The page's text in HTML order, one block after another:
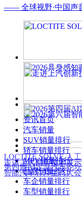
—— 全球视野·中国
LOCTITE SOLVE 人
第四届AI定义汽车论坛
走进上汽创新技术展
智能汽车芯片生态大会
资讯首页
汽车销量
SUV销量排行
轿车销量排行
MPV销量排行
品牌销量排行
车企销量排行
车型销量排行